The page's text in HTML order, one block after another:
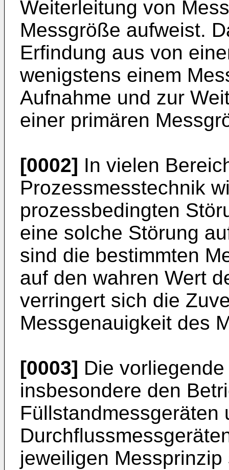
Weiterleitung von
Messgröße aufweist.
Erfindung aus von
wenigstens einem
Aufnahme und zur
einer primären
[0002] In vielen
Prozessmesstechnik
prozessbedingten
eine solche Störung
sind die bestimmten
auf den wahren Wert
verringert sich die
Messgenauigkeit des
[0003] Die
insbesondere den
Füllstandmessgeräten
jeweiligen